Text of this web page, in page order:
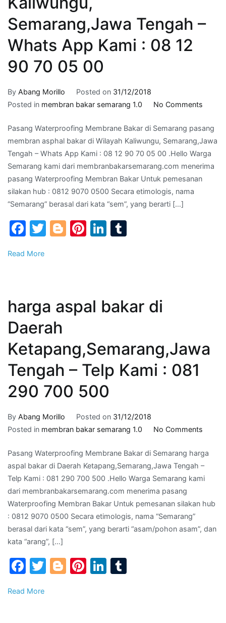
Semarang,Jawa Tengah –
Whats App Kami : 08 12
90 70 05 00
By Abang Morillo Posted on 31/12/2018
Posted in membran bakar semarang 1.0 No Commentson
asphal
bakar
di
05
00
Pasang Waterproofing Membrane Bakar di Semarang pasang
membran asphal bakar di Wilayah Kaliwungu, Semarang,Jawa
Tengah – Whats App Kami : 08 12 90 70 05 00 .Hello Warga
Semarang kami dari membranbakarsemarang.com menerima
pasang Waterproofing Membran Bakar Untuk pemesanan
silakan hub : 0812 9070 0500 Secara etimologis, nama
“Semarang” berasal dari kata “sem”, yang berarti […]
Facebook
Twitter
Blogger
Pinterest
LinkedIn
Read More
harga aspal bakar di
Daerah
Ketapang,Semarang,Jawa
Tengah – Telp Kami : 081
290 700 500
By Abang Morillo Posted on 31/12/2018
Posted in membran bakar semarang 1.0 No Commentson
aspal
bakar
di
–
Pasang Waterproofing Membrane Bakar di Semarang harga
aspal bakar di Daerah Ketapang,Semarang,Jawa Tengah –
Telp Kami : 081 290 700 500 .Hello Warga Semarang kami
dari membranbakarsemarang.com menerima pasang
Waterproofing Membran Bakar Untuk pemesanan silakan hub
: 0812 9070 0500 Secara etimologis, nama “Semarang”
berasal dari kata “sem”, yang berarti “asam/pohon asam”, dan
kata “arang”, […]
Facebook
Twitter
Blogger
Pinterest
LinkedIn
Read More